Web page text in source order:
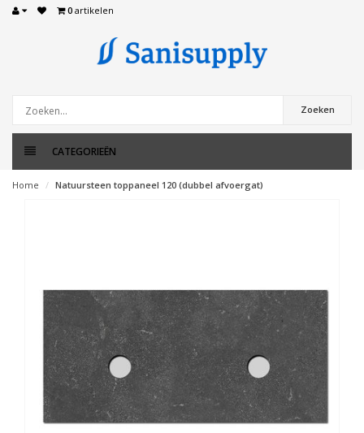
0 artikelen
Zoeken
CATEGORIEËN
Home Natuursteen toppaneel 120 (dubbel afvoergat)